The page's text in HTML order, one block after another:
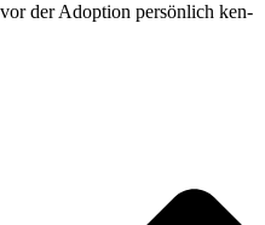
der Adop­ti­on per­sön­lich ken­